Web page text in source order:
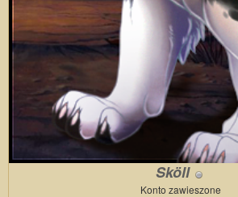
Sköll
Konto zawieszone